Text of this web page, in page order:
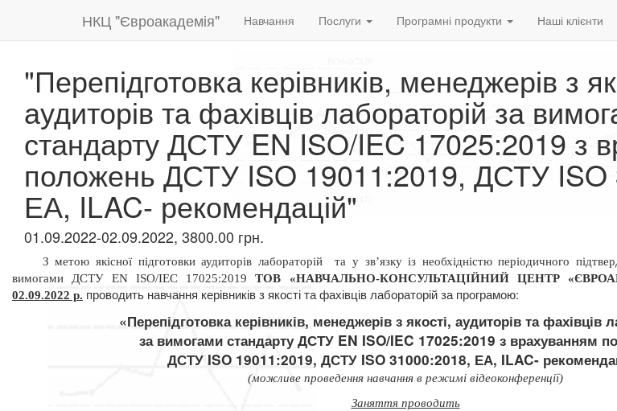
НКЦ "Євроакадемія" Навчання Послуги Програмні продукти Наші клієнти
"Перепідготовка керівників, менеджерів з
аудиторів та фахівців лабораторій за
стандарту ДСТУ EN ISO/IEC 17025:2019 з
положень ДСТУ ISO 19011:2019, ДСТУ ISO
ЕА, ILAC- рекомендацій"
01.09.2022-02.09.2022, 3800.00 грн.
З метою якісної підготовки аудиторів лабораторій
та у зв’язку із необхідністю періодичного
вимогами ДСТУEN ISO/IEC 17025:2019ТОВ «НАВЧАЛЬНО-КОНСУЛЬТАЦІЙНИЙ ЦЕНТР
02.09.2022 р. проводить навчання керівників з якості та фахівців лабораторій за програмою:
«Перепідготовка керівників, менеджерів з якості, аудиторів та фахівців
за вимогами стандарту ДСТУ EN ISO/IEC 17025:2019 з врахуванням
ДСТУ ISO 19011:2019, ДСТУ ISO 31000:2018, ЕА, ILAC-
(можливе проведення навчання в режимі відеоконференції)
Заняття проводить